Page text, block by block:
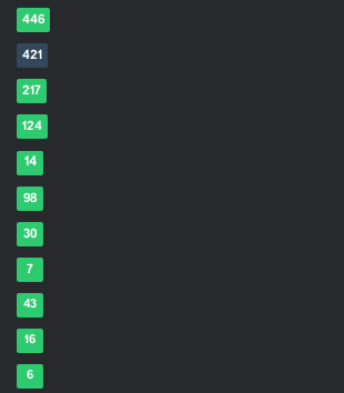
446
421
217
124
14
98
30
7
43
16
6